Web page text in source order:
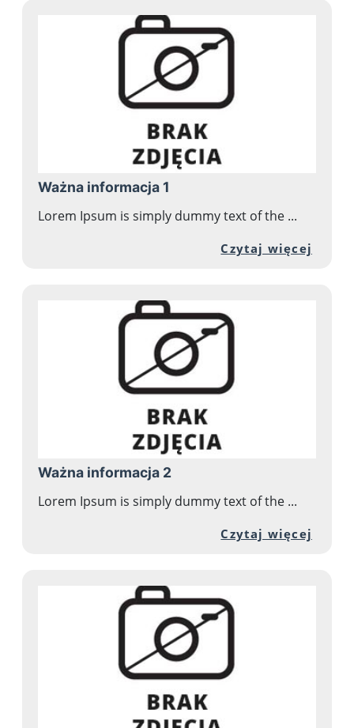
Ważna informacja 1
Lorem Ipsum is simply dummy text of the ...
Czytaj więcej
Ważna informacja 2
Lorem Ipsum is simply dummy text of the ...
Czytaj więcej